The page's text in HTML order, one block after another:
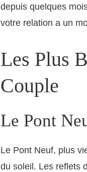
depuis quelques
votre relation a un
Les Plus
Couple
Le Pont
Le Pont Neuf, plus
du soleil. Les reflets